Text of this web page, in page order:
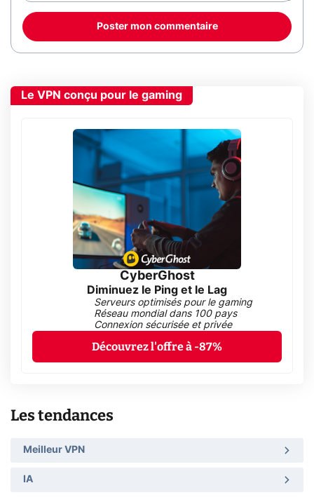
Poster mon commentaire
Le VPN conçu pour le gaming
CyberGhost
Diminuez le Ping et le Lag
Serveurs optimisés pour le gaming
Réseau mondial dans 100 pays
Connexion sécurisée et privée
Découvrez l'offre à -87%
Les tendances
Meilleur VPN
IA